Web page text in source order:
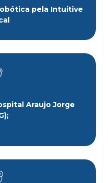
pela Intuitive
Araujo Jorge